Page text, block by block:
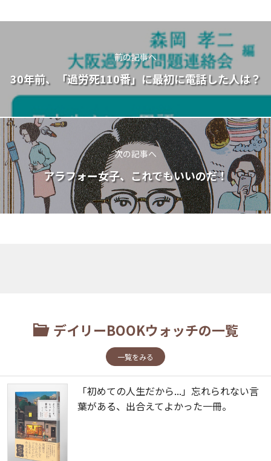
前の記事へ
30年前、「過労死110番」に最初に電話した人は？
次の記事へ
アラフォー女子、これでもいいのだ！
デイリーBOOKウォッチの一覧
一覧をみる
「初めての人生だから...」忘れられない言
葉がある、出合えてよかった一冊。